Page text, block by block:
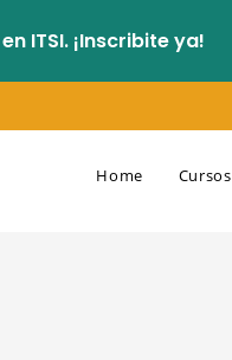
Home Cursos
ITSI. ¡Inscribite ya!